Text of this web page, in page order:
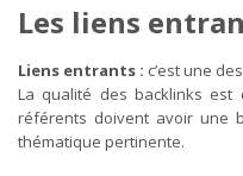
Les liens
Liens entrants : c’est une
La qualité des backlinks est
référents doivent avoir une
thématique pertinente.